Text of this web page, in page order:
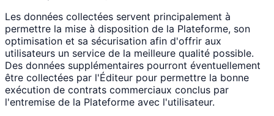
Les données collectées servent principalement à
permettre la mise à disposition de la Plateforme, son
optimisation et sa sécurisation afin d'offrir aux
utilisateurs un service de la meilleure qualité possible.
Des données supplémentaires pourront éventuellement
être collectées par l'Éditeur pour permettre la bonne
exécution de contrats commerciaux conclus par
l'entremise de la Plateforme avec l'utilisateur.